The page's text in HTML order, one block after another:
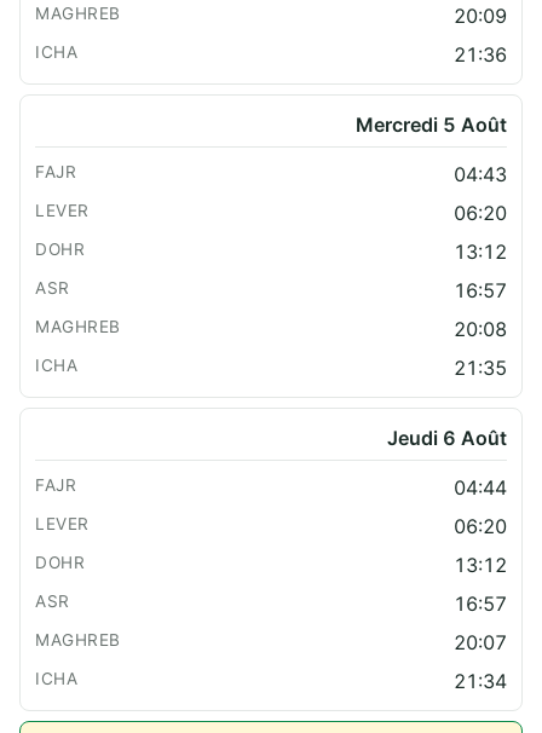
20:09
21:36
Mercredi 5 Août
04:43
06:20
13:12
16:57
20:08
21:35
Jeudi 6 Août
04:44
06:20
13:12
16:57
20:07
21:34